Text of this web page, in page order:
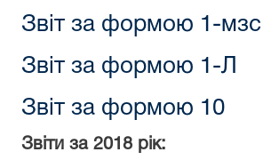
Звіт за формою 1-мзс
Звіт за формою 1-Л
Звіт за формою 10
Звіти за 2018 рік: